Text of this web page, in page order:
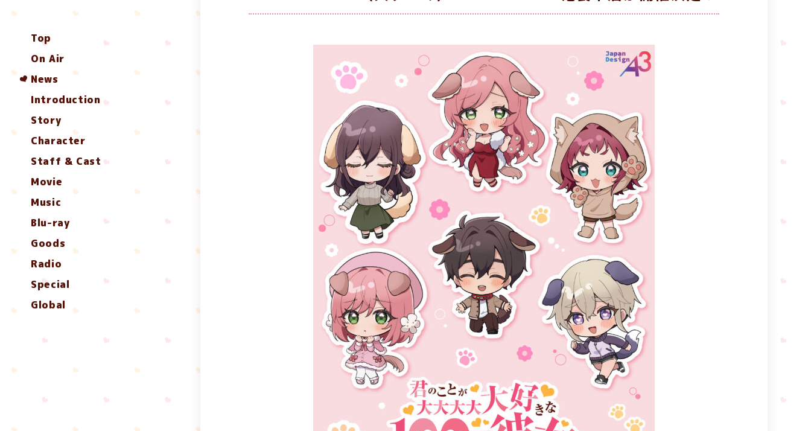
Top
On Air
News
Introduction
Story
Character
Staff & Cast
Movie
Music
Blu-ray
Goods
Radio
Special
Global